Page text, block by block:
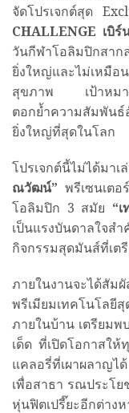
จัดโปรเจกต์สุด
CHALLENGE เบิร์
วันกีฬาโอลิมปิกสา
ยิ่งใหญ่และไม่เห
สุขภาพ เป้าหมาย
ตอกย้ำความสัมพัน
ยิ่งใหญ่ที่สุดในโลก
โปรเจกต์นี้ไม่ได้มา
ณวัฒน์” พรีเซนเต
โอลิมปิก 3 สมัย “
เป็นแรงบันดาลใจส
กิจกรรมสุดมันส์ที่เต
ภายในงานจะได้สั
พรีเมียมเทคโนโลยี
ภายในบ้าน เตรียม
เด็ด ที่เปิดโอกาสใ
แคลอรี่ที่เผาผลาญ
เพื่อสาธา รณประโย
หุ่นฟิตเปรี๊ยะอีกต่างห